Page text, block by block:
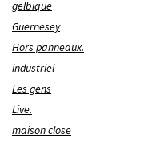
gelbique
Guernesey
Hors panneaux.
industriel
Les gens
Live.
maison close